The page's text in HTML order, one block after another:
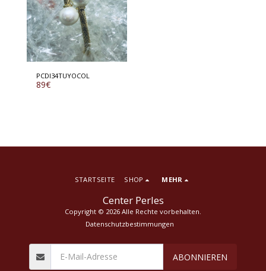
PCDI34TUYOCOL
89€
Center Perles
Copyright © 2026 Alle Rechte vorbehalten.
Datenschutzbestimmungen
STARTSEITE SHOP MEHR
ABONNIEREN